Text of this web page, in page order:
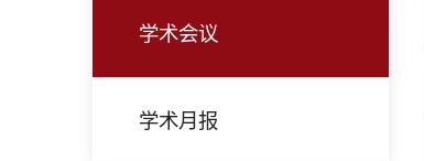
学术会议
学术月报